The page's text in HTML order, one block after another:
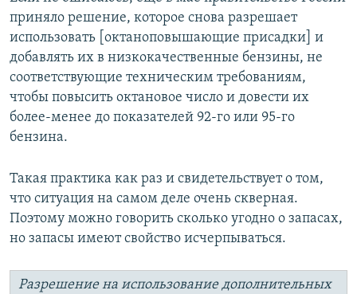
приняло решение, которое снова разрешает
использовать [октаноповышающие присадки] и
добавлять их в низкокачественные бензины, не
соответствующие техническим требованиям,
чтобы повысить октановое число и довести их
более-менее до показателей 92-го или 95-го
бензина.
Такая практика как раз и свидетельствует о том,
что ситуация на самом деле очень скверная.
Поэтому можно говорить сколько угодно о запасах,
но запасы имеют свойство исчерпываться.
Разрешение на использование дополнительных